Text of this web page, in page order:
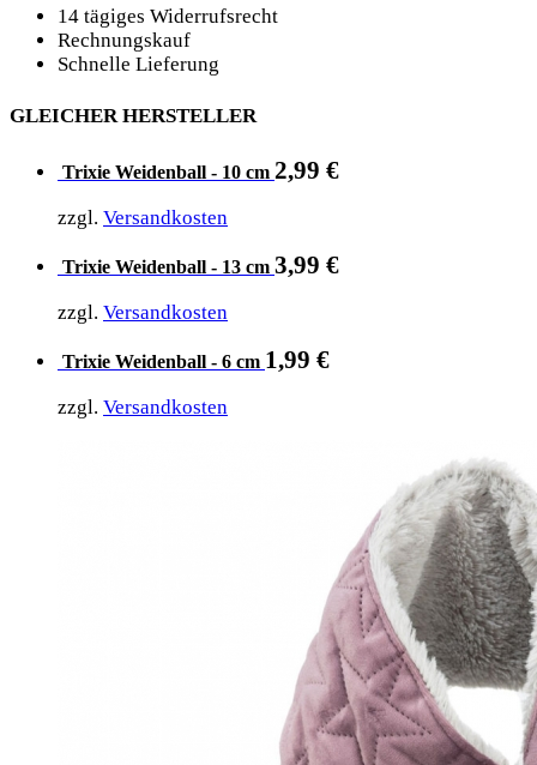
14 tägiges Widerrufsrecht
Rechnungskauf
Schnelle Lieferung
GLEICHER HERSTELLER
Trixie Weidenball - 10 cm 2,99 €
zzgl. Versandkosten
Trixie Weidenball - 13 cm 3,99 €
zzgl. Versandkosten
Trixie Weidenball - 6 cm 1,99 €
zzgl. Versandkosten